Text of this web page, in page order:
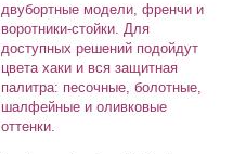
двубортные модели, френчи и
воротники-стойки. Для
доступных решений подойдут
цвета хаки и вся защитная
палитра: песочные, болотные,
шалфейные и оливковые
оттенки.